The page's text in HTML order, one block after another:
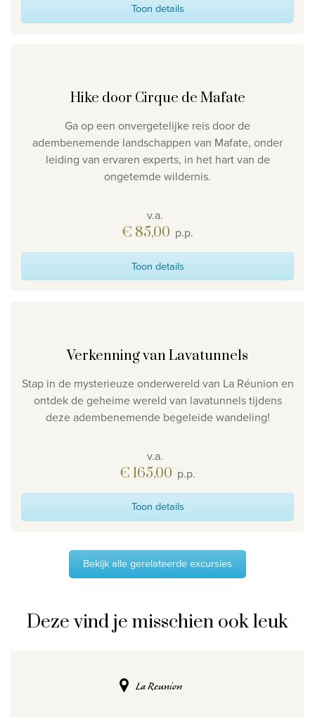
Toon details
Hike door Cirque de Mafate
Ga op een onvergetelijke reis door de
adembenemende landschappen van Mafate, onder
leiding van ervaren experts, in het hart van de
ongetemde wildernis.
v.a.
€ 85,00 p.p.
Toon details
Verkenning van Lavatunnels
Stap in de mysterieuze onderwereld van La Réunion en
ontdek de geheime wereld van lavatunnels tijdens
deze adembenemende begeleide wandeling!
v.a.
€ 165,00 p.p.
Toon details
Bekijk alle gerelateerde excursies
Deze vind je misschien ook leuk
La Reunion